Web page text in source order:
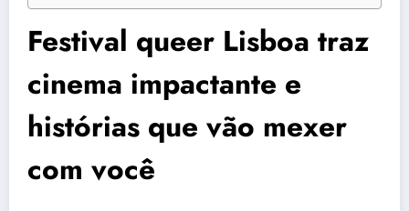
Festival queer Lisboa traz
cinema impactante e
histórias que vão mexer
com você